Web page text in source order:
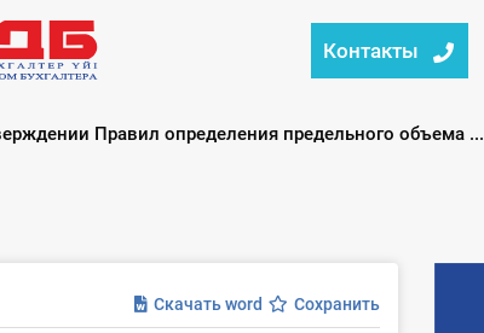
Контакты
Правил определения предельного объема ...
Скачать word Сохранить